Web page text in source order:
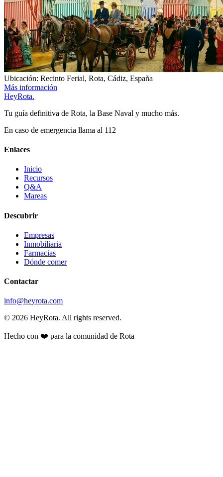
Ubicación: Recinto Ferial, Rota, Cádiz, España
Más información
HeyRota.
Tu guía definitiva de Rota, la Base Naval y mucho más.
En caso de emergencia llama al 112
Enlaces
Inicio
Recursos
Q&A
Mareas
Descubrir
Empresas
Inmobiliaria
Farmacias
Dónde comer
Contactar
info@heyrota.com
© 2026 HeyRota. All rights reserved.
Hecho con ❤️ para la comunidad de Rota